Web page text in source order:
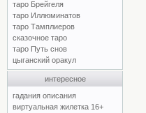
таро Брейгеля
таро Иллюминатов
таро Тамплиеров
сказочное таро
таро Путь снов
цыганский оракул
интересное
гадания описания
виртуальная жилетка 16+